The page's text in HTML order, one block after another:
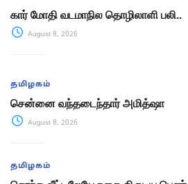
கார் மோதி வடமாநில தொழிலாளி பலி..
August 8, 2026
தமிழகம்
சென்னை வந்தடைந்தார் அமித்ஷா
August 8, 2026
தமிழகம்